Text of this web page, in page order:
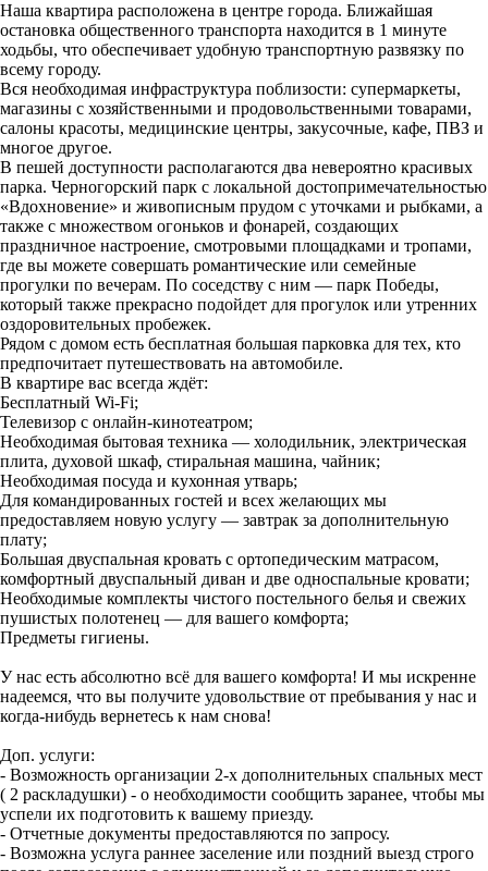
Наша квартира расположена в центре города. Ближайшая
остановка общественного транспорта находится в 1 минуте
ходьбы, что обеспечивает удобную транспортную развязку по
всему городу.
Вся необходимая инфраструктура поблизости: супермаркеты,
магазины с хозяйственными и продовольственными товарами,
салоны красоты, медицинские центры, закусочные, кафе, ПВЗ и
многое другое.
В пешей доступности располагаются два невероятно красивых
парка. Черногорский парк с локальной достопримечательностью
«Вдохновение» и живописным прудом с уточками и рыбками, а
также с множеством огоньков и фонарей, создающих
праздничное настроение, смотровыми площадками и тропами,
где вы можете совершать романтические или семейные
прогулки по вечерам. По соседству с ним — парк Победы,
который также прекрасно подойдет для прогулок или утренних
оздоровительных пробежек.
Рядом с домом есть бесплатная большая парковка для тех, кто
предпочитает путешествовать на автомобиле.
В квартире вас всегда ждёт:
Бесплатный Wi-Fi;
Телевизор с онлайн-кинотеатром;
Необходимая бытовая техника — холодильник, электрическая
плита, духовой шкаф, стиральная машина, чайник;
Необходимая посуда и кухонная утварь;
Для командированных гостей и всех желающих мы
предоставляем новую услугу — завтрак за дополнительную
плату;
Большая двуспальная кровать с ортопедическим матрасом,
комфортный двуспальный диван и две односпальные кровати;
Необходимые комплекты чистого постельного белья и свежих
пушистых полотенец — для вашего комфорта;
Предметы гигиены.
У нас есть абсолютно всё для вашего комфорта! И мы искренне
надеемся, что вы получите удовольствие от пребывания у нас и
когда-нибудь вернетесь к нам снова!
Доп. услуги:
- Возможность организации 2-х дополнительных спальных мест
( 2 раскладушки) - о необходимости сообщить заранее, чтобы мы
успели их подготовить к вашему приезду.
- Отчетные документы предоставляются по запросу.
- Возможна услуга раннее заселение или поздний выезд строго